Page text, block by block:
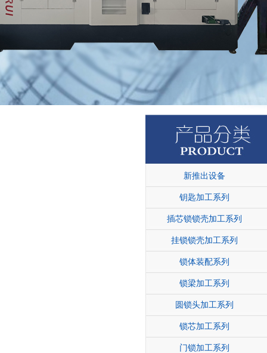
新推出设备
钥匙加工系列
插芯锁锁壳加工系列
挂锁锁壳加工系列
锁体装配系列
锁梁加工系列
圆锁头加工系列
锁芯加工系列
门锁加工系列